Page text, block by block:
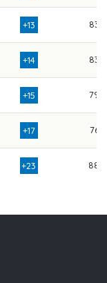
+13 83
+14 83
+15 79
+17 76
+23 88